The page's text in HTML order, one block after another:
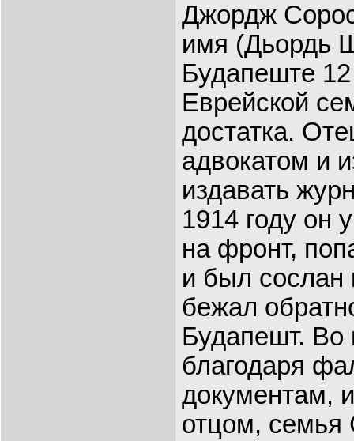
Джордж
имя (Дьордь
Будапеште 12
Еврейской
достатка.
адвокатом и
издавать
1914 году он
на фронт,
и был сослан
бежал
Будапешт. Во
благодаря
документам,
отцом, семья